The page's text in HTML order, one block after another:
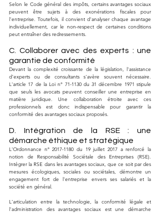
Selon le Code général des impôts, certains avantages sociaux
peuvent être sujets à des exonérations fiscales pour
l'entreprise. Toutefois, il convient d'analyser chaque avantage
individuellement, car le non-respect de certaines conditions
peut entraîner des redressements.
C. Collaborer avec des experts : une
garantie de conformité
Devant la complexité croissante de la législation, l'assistance
d'experts ou de consultants s'avère souvent nécessaire.
L'article 17 de la Loi n° 71-1130 du 31 décembre 1971 stipule
que seuls les avocats peuvent conseiller une entreprise en
matière juridique. Une collaboration étroite avec ces
professionnels est donc indispensable pour garantir la
conformité des avantages sociaux proposés.
D. Intégration de la RSE : une
démarche éthique et stratégique
L'Ordonnance n° 2017-1180 du 19 juillet 2017 a renforcé la
notion de Responsabilité Sociétale des Entreprises (RSE).
Intégrer la RSE dans les avantages sociaux, que ce soit par des
mesures écologiques, sociales ou sociétales, démontre un
engagement fort de l'entreprise envers ses salariés et la
société en général.
L'articulation entre la technologie, la conformité légale et
l'administration des avantages sociaux est une démarche